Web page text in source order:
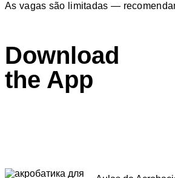
As vagas são limitadas —
Download
the App